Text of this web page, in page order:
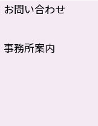
お問い合わせ
事務所案内